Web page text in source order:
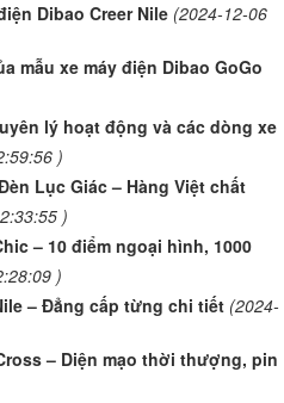
Dibao Creer Nile (2024-12-06
mẫu xe máy điện Dibao GoGo
lý hoạt động và các dòng xe
)
Lục Giác – Hàng Việt chất
)
– 10 điểm ngoại hình, 1000
)
– Đẳng cấp từng chi tiết (2024-
– Diện mạo thời thượng, pin